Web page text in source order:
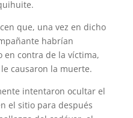
que, una vez en dicho
habrían
en contra de la víctima,
causaron la muerte.
intentaron ocultar el
el sitio para después